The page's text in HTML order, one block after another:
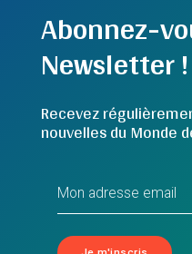
Abonnez-
Newsletter !
Recevez
nouvelles du Monde